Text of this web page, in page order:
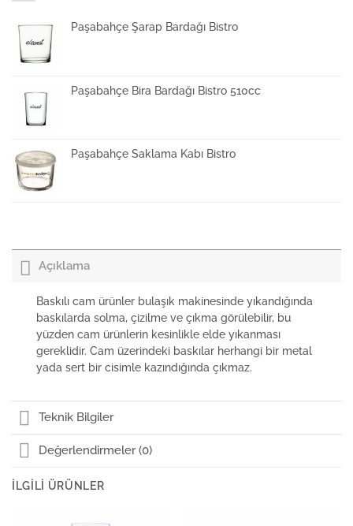
Paşabahçe Şarap Bardağı Bistro
Paşabahçe Bira Bardağı Bistro 510cc
Paşabahçe Saklama Kabı Bistro
Paşabahçe Vazo Botanica 20cm
Açıklama
Baskılı cam ürünler bulaşık makinesinde yıkandığında
baskılarda solma, çizilme ve çıkma görülebilir, bu
yüzden cam ürünlerin kesinlikle elde yıkanması
gereklidir. Cam üzerindeki baskılar herhangi bir metal
yada sert bir cisimle kazındığında çıkmaz.
Teknik Bilgiler
Değerlendirmeler (0)
İLGILI ÜRÜNLER